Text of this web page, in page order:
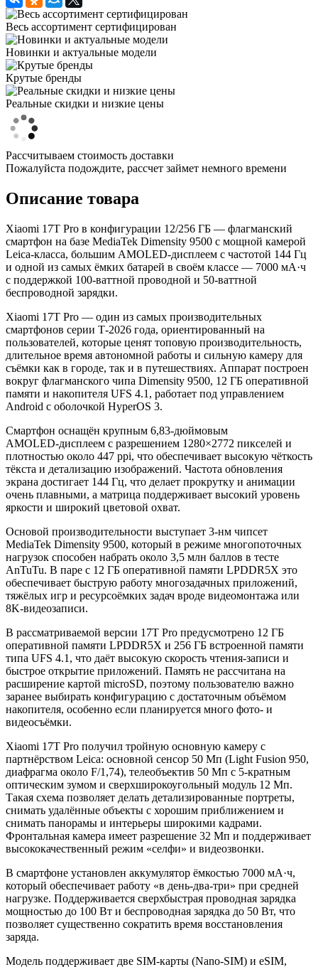
Весь ассортимент сертифицирован
Новинки и актуальные модели
Крутые бренды
Реальные скидки и низкие цены
Рассчитываем стоимость доставки
Пожалуйста подождите, рассчет займет немного времени
Описание товара
Xiaomi 17T Pro в конфигурации 12/256 ГБ — флагманский
смартфон на базе MediaTek Dimensity 9500 с мощной камерой
Leica‑класса, большим AMOLED‑дисплеем с частотой 144 Гц
и одной из самых ёмких батарей в своём классе — 7000 мА·ч
с поддержкой 100‑ваттной проводной и 50‑ваттной
беспроводной зарядки.
Xiaomi 17T Pro — один из самых производительных
смартфонов серии T‑2026 года, ориентированный на
пользователей, которые ценят топовую производительность,
длительное время автономной работы и сильную камеру для
съёмки как в городе, так и в путешествиях. Аппарат построен
вокруг флагманского чипа Dimensity 9500, 12 ГБ оперативной
памяти и накопителя UFS 4.1, работает под управлением
Android с оболочкой HyperOS 3.
Смартфон оснащён крупным 6,83‑дюймовым
AMOLED‑дисплеем с разрешением 1280×2772 пикселей и
плотностью около 447 ppi, что обеспечивает высокую чёткость
тёкста и детализацию изображений. Частота обновления
экрана достигает 144 Гц, что делает прокрутку и анимации
очень плавными, а матрица поддерживает высокий уровень
яркости и широкий цветовой охват.
Основой производительности выступает 3‑нм чипсет
MediaTek Dimensity 9500, который в режиме многопоточных
нагрузок способен набрать около 3,5 млн баллов в тесте
AnTuTu. В паре с 12 ГБ оперативной памяти LPDDR5X это
обеспечивает быструю работу многозадачных приложений,
тяжёлых игр и ресурсоёмких задач вроде видеомонтажа или
8K‑видеозаписи.
В рассматриваемой версии 17T Pro предусмотрено 12 ГБ
оперативной памяти LPDDR5X и 256 ГБ встроенной памяти
типа UFS 4.1, что даёт высокую скорость чтения‑записи и
быстрое открытие приложений. Память не рассчитана на
расширение картой microSD, поэтому пользователю важно
заранее выбирать конфигурацию с достаточным объёмом
накопителя, особенно если планируется много фото‑ и
видеосъёмки.
Xiaomi 17T Pro получил тройную основную камеру с
партнёрством Leica: основной сенсор 50 Мп (Light Fusion 950,
диафрагма около F/1,74), телеобъектив 50 Мп с 5‑кратным
оптическим зумом и сверхширокоугольный модуль 12 Мп.
Такая схема позволяет делать детализированные портреты,
снимать удалённые объекты с хорошим приближением и
снимать панорамы и интерьеры широкими кадрами.
Фронтальная камера имеет разрешение 32 Мп и поддерживает
высококачественный режим «селфи» и видеозвонки.
В смартфоне установлен аккумулятор ёмкостью 7000 мА·ч,
который обеспечивает работу «в день‑два‑три» при средней
нагрузке. Поддерживается сверхбыстрая проводная зарядка
мощностью до 100 Вт и беспроводная зарядка до 50 Вт, что
позволяет существенно сократить время восстановления
заряда.
Модель поддерживает две SIM‑карты (Nano‑SIM) и eSIM,